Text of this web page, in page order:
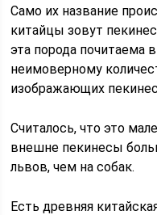
Само их название
китайцы зовут
эта порода почитаема
неимоверному
изображающих
Считалось, что это
внешне пекинесы
львов, чем на собак.
Есть древняя